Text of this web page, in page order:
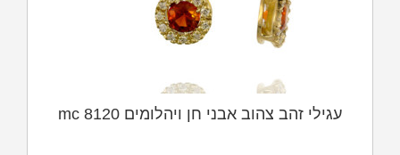
עגילי זהב צהוב אבני חן ויהלומים mc 8120